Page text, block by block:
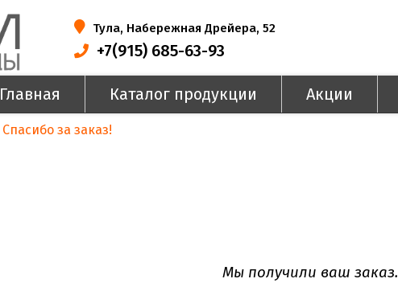
Тула, Набережная Дрейера, 52
+7(915) 685-63-93
Главная Каталог продукции Акции
Спасибо за заказ!
Мы получили ваш заказ.